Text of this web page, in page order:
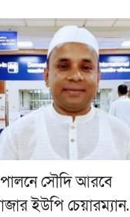
সৌদি আরবে
ইউপি